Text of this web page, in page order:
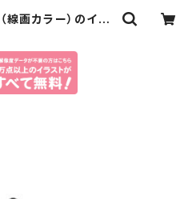
線画カラー）のイラ